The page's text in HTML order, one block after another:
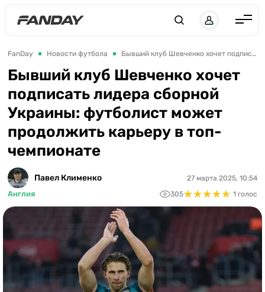
Англия
Испания
Германия
Италия
Франция
Букмекеры
Казино
FanDay Новости футбола Бывший клуб Шевченко хочет подписать лидера сборной Украины: футболист может продолжить карьеру в топ-чемпионате
Бывший клуб Шевченко хочет
подписать лидера сборной
Украины: футболист может
продолжить карьеру в топ-
чемпионате
Павел Клименко
Англия
27 марта 2025, 10:54
305★★★★★
★★★★★ 1 голос